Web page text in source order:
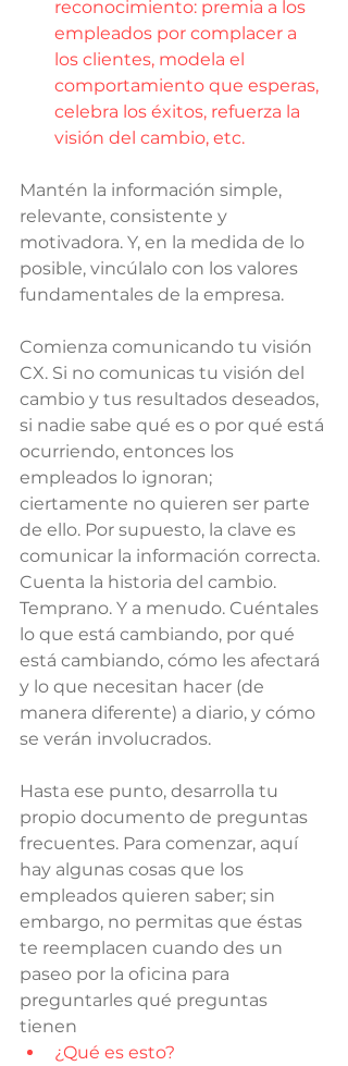
reconocimiento: premia a los
empleados por complacer a
los clientes, modela el
comportamiento que esperas,
celebra los éxitos, refuerza la
visión del cambio, etc.
Mantén la información simple,
relevante, consistente y
motivadora. Y, en la medida de lo
posible, vincúlalo con los valores
fundamentales de la empresa.
Comienza comunicando tu visión
CX. Si no comunicas tu visión del
cambio y tus resultados deseados,
si nadie sabe qué es o por qué está
ocurriendo, entonces los
empleados lo ignoran;
ciertamente no quieren ser parte
de ello. Por supuesto, la clave es
comunicar la información correcta.
Cuenta la historia del cambio.
Temprano. Y a menudo. Cuéntales
lo que está cambiando, por qué
está cambiando, cómo les afectará
y lo que necesitan hacer (de
manera diferente) a diario, y cómo
se verán involucrados.
Hasta ese punto, desarrolla tu
propio documento de preguntas
frecuentes. Para comenzar, aquí
hay algunas cosas que los
empleados quieren saber; sin
embargo, no permitas que éstas
te reemplacen cuando des un
paseo por la oficina para
preguntarles qué preguntas
tienen
¿Qué es esto?